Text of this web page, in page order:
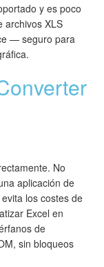
y es poco
archivos XLS
— seguro para
No
aplicación de
los costes de
Excel en
de
sin bloqueos